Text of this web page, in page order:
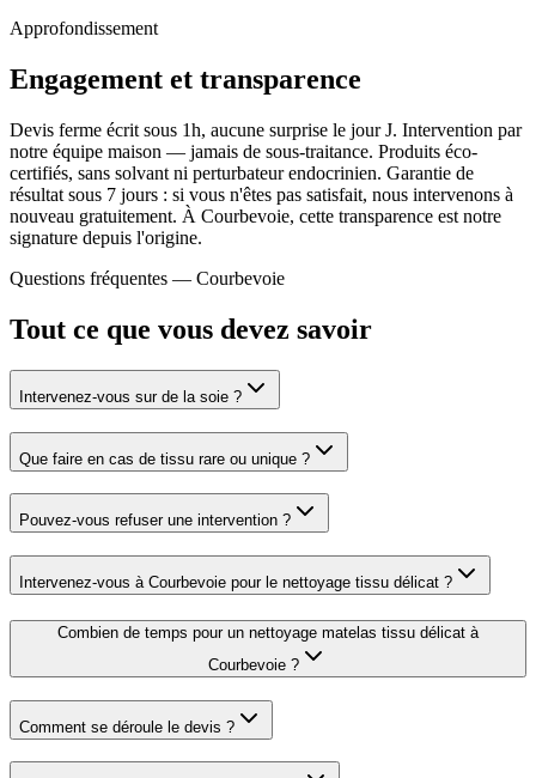
Approfondissement
Engagement et transparence
Devis ferme écrit sous 1h, aucune surprise le jour J. Intervention par
notre équipe maison — jamais de sous-traitance. Produits éco-
certifiés, sans solvant ni perturbateur endocrinien. Garantie de
résultat sous 7 jours : si vous n'êtes pas satisfait, nous intervenons à
nouveau gratuitement. À Courbevoie, cette transparence est notre
signature depuis l'origine.
Questions fréquentes — Courbevoie
Tout ce que vous devez savoir
Intervenez-vous sur de la soie ?
Que faire en cas de tissu rare ou unique ?
Pouvez-vous refuser une intervention ?
Intervenez-vous à Courbevoie pour le nettoyage tissu délicat ?
Combien de temps pour un nettoyage matelas tissu délicat à
Courbevoie ?
Comment se déroule le devis ?